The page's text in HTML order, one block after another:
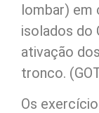
lombar) em
isolados do
ativação
tronco.
Os